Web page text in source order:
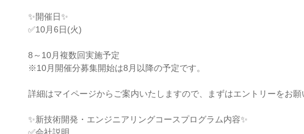
✨開催日✨
✅10月6日(火)
8～10月複数回実施予定
※10月開催分募集開始は8月以降の予定です。
詳細はマイページからご案内いたしますので、まずはエントリーをお願
✨新技術開発・エンジニアリングコースプログラム内容✨